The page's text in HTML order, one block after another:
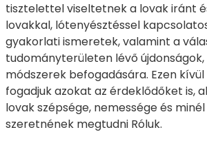
tisztelettel viseltetnek a lovak iránt
lovakkal, lótenyésztéssel
gyakorlati ismeretek, valamint a
tudományterületen lévő
módszerek befogadására. Ezen
fogadjuk azokat az érdeklődőket is,
lovak szépsége, nemessége és
szeretnének megtudni Róluk.